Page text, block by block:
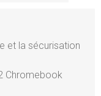
et la sécurisation
Chromebook